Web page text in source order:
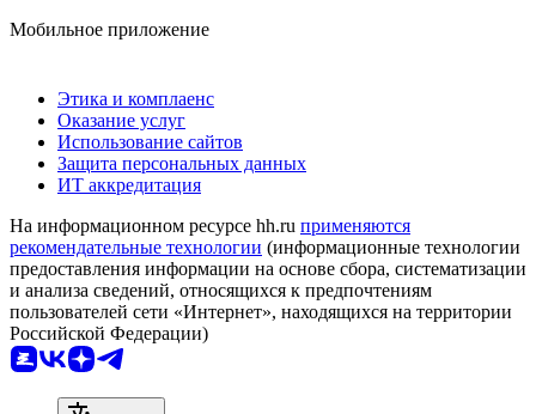
Мобильное приложение
Этика и комплаенс
Оказание услуг
Использование сайтов
Защита персональных данных
ИТ аккредитация
На информационном ресурсе hh.ru применяются
рекомендательные технологии (информационные технологии
предоставления информации на основе сбора, систематизации
и анализа сведений, относящихся к предпочтениям
пользователей сети «Интернет», находящихся на территории
Российской Федерации)